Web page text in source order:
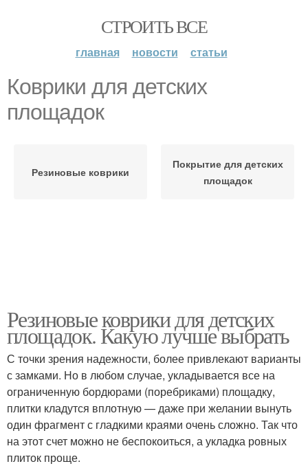
СТРОИТЬ ВСЕ
главная новости статьи
Коврики для детских
площадок
Резиновые коврики
Покрытие для детских
площадок
Резиновые коврики для детских
площадок. Какую лучше выбрать
С точки зрения надежности, более привлекают варианты
с замками. Но в любом случае, укладывается все на
ограниченную бордюрами (поребриками) площадку,
плитки кладутся вплотную — даже при желании вынуть
один фрагмент с гладкими краями очень сложно. Так что
на этот счет можно не беспокоиться, а укладка ровных
плиток проще.